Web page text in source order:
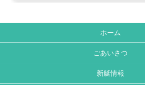
ホーム
ごあいさつ
新艇情報